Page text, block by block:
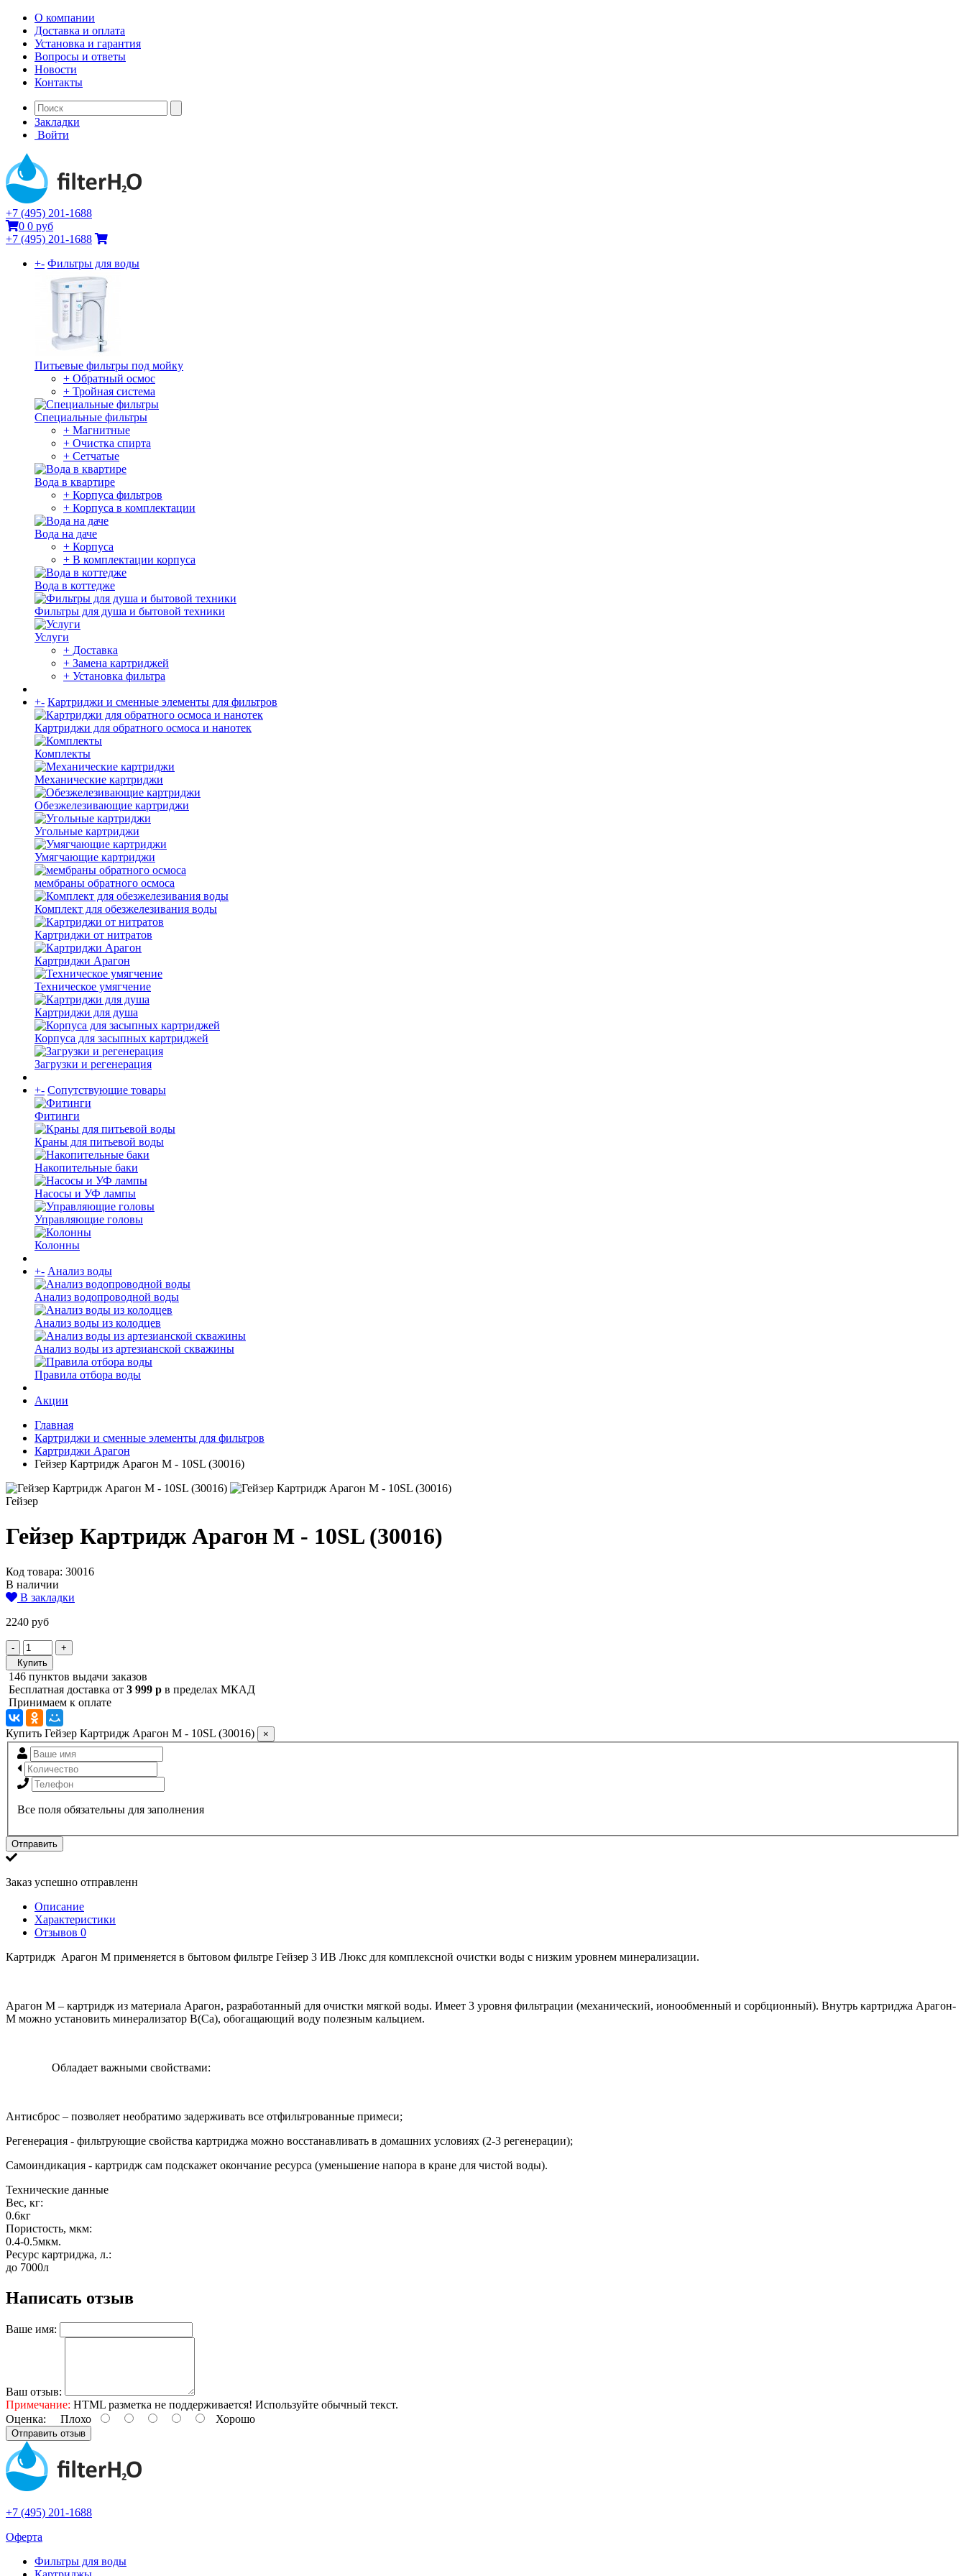
О компании
Доставка и оплата
Установка и гарантия
Вопросы и ответы
Новости
Контакты
Закладки
Войти
+7 (495) 201-1688
0 0 руб
+7 (495) 201-1688
+- Фильтры для воды
Питьевые фильтры под мойку
+ Обратный осмос
+ Тройная система
Специальные фильтры
+ Магнитные
+ Очистка спирта
+ Сетчатые
Вода в квартире
+ Корпуса фильтров
+ Корпуса в комплектации
Вода на даче
+ Корпуса
+ В комплектации корпуса
Вода в коттедже
Фильтры для душа и бытовой техники
Услуги
+ Доставка
+ Замена картриджей
+ Установка фильтра
+- Картриджи и сменные элементы для фильтров
Картриджи для обратного осмоса и нанотек
Комплекты
Механические картриджи
Обезжелезивающие картриджи
Угольные картриджи
Умягчающие картриджи
мембраны обратного осмоса
Комплект для обезжелезивания воды
Картриджи от нитратов
Картриджи Арагон
Техническое умягчение
Картриджи для душа
Корпуса для засыпных картриджей
Загрузки и регенерация
+- Сопутствующие товары
Фитинги
Краны для питьевой воды
Накопительные баки
Насосы и УФ лампы
Управляющие головы
Колонны
+- Анализ воды
Анализ водопроводной воды
Анализ воды из колодцев
Анализ воды из артезианской скважины
Правила отбора воды
Акции
Главная
Картриджи и сменные элементы для фильтров
Картриджи Арагон
Гейзер Картридж Арагон М - 10SL (30016)
Гейзер
Гейзер Картридж Арагон М - 10SL (30016)
Код товара: 30016
В наличии
В закладки
2240 руб
-
+
Купить
146 пунктов выдачи заказов
Бесплатная доставка от 3 999 р в пределах МКАД
Принимаем к оплате
Купить Гейзер Картридж Арагон М - 10SL (30016) ×
Все поля обязательны для заполнения
Отправить
Заказ успешно отправленн
Описание
Характеристики
Отзывов 0
Картридж Арагон М применяется в бытовом фильтре Гейзер 3 ИВ Люкс для комплексной очистки воды с низким уровнем минерализации.
Арагон М – картридж из материала Арагон, разработанный для очистки мягкой воды. Имеет 3 уровня фильтрации (механический, ионообменный и сорбционный). Внутрь картриджа Арагон-
М можно установить минерализатор В(Ca), обогащающий воду полезным кальцием.
Обладает важными свойствами:
Антисброс – позволяет необратимо задерживать все отфильтрованные примеси;
Регенерация - фильтрующие свойства картриджа можно восстанавливать в домашних условиях (2-3 регенерации);
Самоиндикация - картридж сам подскажет окончание ресурса (уменьшение напора в кране для чистой воды).
Технические данные
Вес, кг:
0.6кг
Пористость, мкм:
0.4-0.5мкм.
Ресурс картриджа, л.:
до 7000л
Написать отзыв
Ваше имя:
Ваш отзыв:
Примечание: HTML разметка не поддерживается! Используйте обычный текст.
Оценка: Плохо Хорошо
Отправить отзыв
+7 (495) 201-1688
Оферта
Фильтры для воды